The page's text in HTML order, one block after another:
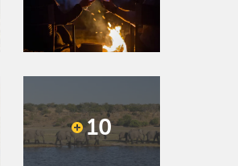
10